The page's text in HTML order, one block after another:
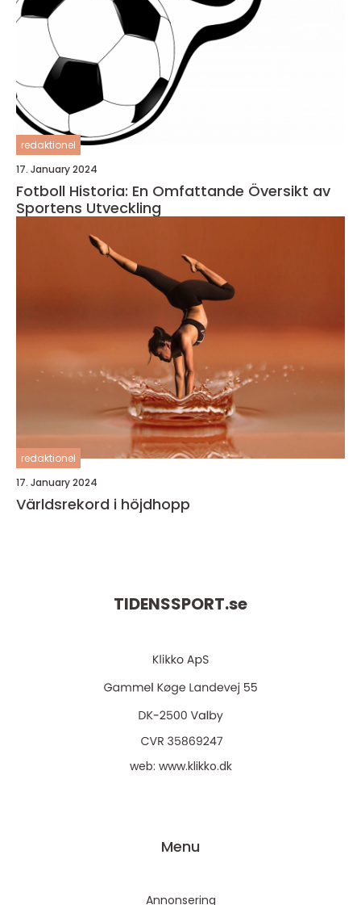
redaktionel
17. January 2024
Fotboll Historia: En Omfattande Översikt av
Sportens Utveckling
redaktionel
17. January 2024
Världsrekord i höjdhopp
TIDENSSPORT.se
web: www.klikko.dk
Menu
Annonsering